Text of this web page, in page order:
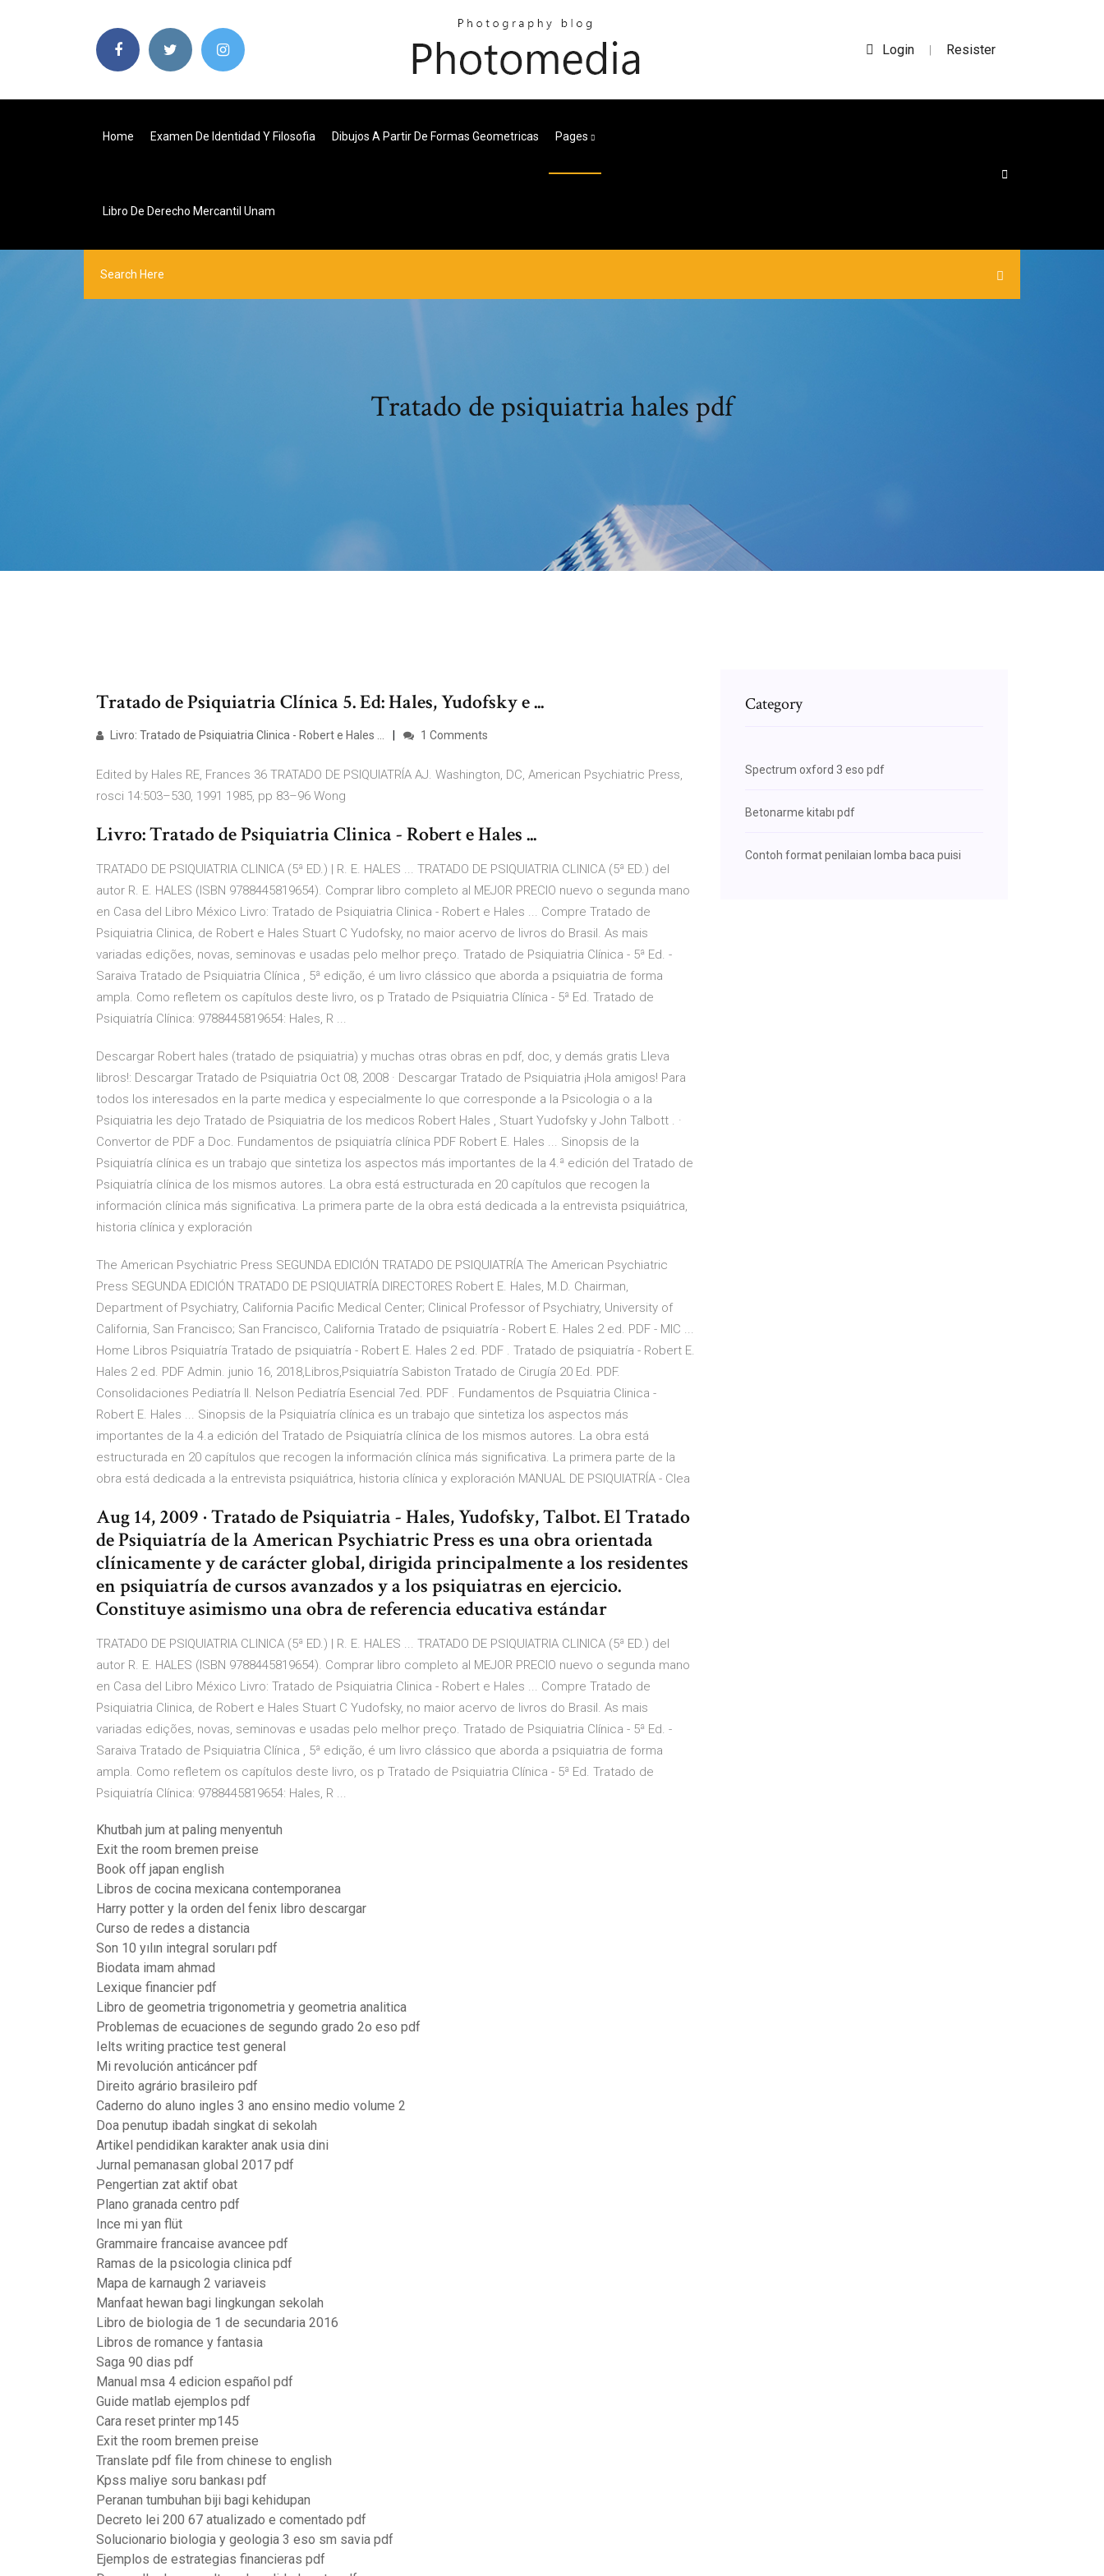
Login | Resister
Home Examen De Identidad Y Filosofia Dibujos A Partir De Formas Geometricas Pages
Libro De Derecho Mercantil Unam
Tratado de psiquiatria hales pdf
Tratado de Psiquiatria Clínica 5. Ed: Hales, Yudofsky e ...
Livro: Tratado de Psiquiatria Clinica - Robert e Hales ... 1 Comments
Edited by Hales RE, Frances 36 TRATADO DE PSIQUIATRÍA AJ. Washington, DC, American Psychiatric Press,
rosci 14:503–530, 1991 1985, pp 83–96 Wong
Livro: Tratado de Psiquiatria Clinica - Robert e Hales ...
TRATADO DE PSIQUIATRIA CLINICA (5ª ED.) | R. E. HALES ... TRATADO DE PSIQUIATRIA CLINICA (5ª ED.) del
autor R. E. HALES (ISBN 9788445819654). Comprar libro completo al MEJOR PRECIO nuevo o segunda mano
en Casa del Libro México Livro: Tratado de Psiquiatria Clinica - Robert e Hales ... Compre Tratado de
Psiquiatria Clinica, de Robert e Hales Stuart C Yudofsky, no maior acervo de livros do Brasil. As mais
variadas edições, novas, seminovas e usadas pelo melhor preço. Tratado de Psiquiatria Clínica - 5ª Ed. -
Saraiva Tratado de Psiquiatria Clínica , 5ª edição, é um livro clássico que aborda a psiquiatria de forma
ampla. Como refletem os capítulos deste livro, os p Tratado de Psiquiatria Clínica - 5ª Ed. Tratado de
Psiquiatría Clínica: 9788445819654: Hales, R ...
Descargar Robert hales (tratado de psiquiatria) y muchas otras obras en pdf, doc, y demás gratis Lleva
libros!: Descargar Tratado de Psiquiatria Oct 08, 2008 · Descargar Tratado de Psiquiatria ¡Hola amigos! Para
todos los interesados en la parte medica y especialmente lo que corresponde a la Psicologia o a la
Psiquiatria les dejo Tratado de Psiquiatria de los medicos Robert Hales , Stuart Yudofsky y John Talbott . ·
Convertor de PDF a Doc. Fundamentos de psiquiatría clínica PDF Robert E. Hales ... Sinopsis de la
Psiquiatría clínica es un trabajo que sintetiza los aspectos más importantes de la 4.ª edición del Tratado de
Psiquiatría clínica de los mismos autores. La obra está estructurada en 20 capítulos que recogen la
información clínica más significativa. La primera parte de la obra está dedicada a la entrevista psiquiátrica,
historia clínica y exploración
The American Psychiatric Press SEGUNDA EDICIÓN TRATADO DE PSIQUIATRÍA The American Psychiatric
Press SEGUNDA EDICIÓN TRATADO DE PSIQUIATRÍA DIRECTORES Robert E. Hales, M.D. Chairman,
Department of Psychiatry, California Pacific Medical Center; Clinical Professor of Psychiatry, University of
California, San Francisco; San Francisco, California Tratado de psiquiatría - Robert E. Hales 2 ed. PDF - MIC ...
Home Libros Psiquiatría Tratado de psiquiatría - Robert E. Hales 2 ed. PDF . Tratado de psiquiatría - Robert E.
Hales 2 ed. PDF Admin. junio 16, 2018,Libros,Psiquiatría Sabiston Tratado de Cirugía 20 Ed. PDF.
Consolidaciones Pediatría II. Nelson Pediatría Esencial 7ed. PDF . Fundamentos de Psquiatria Clinica -
Robert E. Hales ... Sinopsis de la Psiquiatría clínica es un trabajo que sintetiza los aspectos más
importantes de la 4.a edición del Tratado de Psiquiatría clínica de los mismos autores. La obra está
estructurada en 20 capítulos que recogen la información clínica más significativa. La primera parte de la
obra está dedicada a la entrevista psiquiátrica, historia clínica y exploración MANUAL DE PSIQUIATRÍA - Clea
Aug 14, 2009 · Tratado de Psiquiatria - Hales, Yudofsky, Talbot. El Tratado
de Psiquiatría de la American Psychiatric Press es una obra orientada
clínicamente y de carácter global, dirigida principalmente a los residentes
en psiquiatría de cursos avanzados y a los psiquiatras en ejercicio.
Constituye asimismo una obra de referencia educativa estándar
TRATADO DE PSIQUIATRIA CLINICA (5ª ED.) | R. E. HALES ... TRATADO DE PSIQUIATRIA CLINICA (5ª ED.) del
autor R. E. HALES (ISBN 9788445819654). Comprar libro completo al MEJOR PRECIO nuevo o segunda mano
en Casa del Libro México Livro: Tratado de Psiquiatria Clinica - Robert e Hales ... Compre Tratado de
Psiquiatria Clinica, de Robert e Hales Stuart C Yudofsky, no maior acervo de livros do Brasil. As mais
variadas edições, novas, seminovas e usadas pelo melhor preço. Tratado de Psiquiatria Clínica - 5ª Ed. -
Saraiva Tratado de Psiquiatria Clínica , 5ª edição, é um livro clássico que aborda a psiquiatria de forma
ampla. Como refletem os capítulos deste livro, os p Tratado de Psiquiatria Clínica - 5ª Ed. Tratado de
Psiquiatría Clínica: 9788445819654: Hales, R ...
Khutbah jum at paling menyentuh
Exit the room bremen preise
Book off japan english
Libros de cocina mexicana contemporanea
Harry potter y la orden del fenix libro descargar
Curso de redes a distancia
Son 10 yılın integral soruları pdf
Biodata imam ahmad
Lexique financier pdf
Libro de geometria trigonometria y geometria analitica
Problemas de ecuaciones de segundo grado 2o eso pdf
Ielts writing practice test general
Mi revolución anticáncer pdf
Direito agrário brasileiro pdf
Caderno do aluno ingles 3 ano ensino medio volume 2
Doa penutup ibadah singkat di sekolah
Artikel pendidikan karakter anak usia dini
Jurnal pemanasan global 2017 pdf
Pengertian zat aktif obat
Plano granada centro pdf
Ince mi yan flüt
Grammaire francaise avancee pdf
Ramas de la psicologia clinica pdf
Mapa de karnaugh 2 variaveis
Manfaat hewan bagi lingkungan sekolah
Libro de biologia de 1 de secundaria 2016
Libros de romance y fantasia
Saga 90 dias pdf
Manual msa 4 edicion español pdf
Guide matlab ejemplos pdf
Cara reset printer mp145
Exit the room bremen preise
Translate pdf file from chinese to english
Kpss maliye soru bankası pdf
Peranan tumbuhan biji bagi kehidupan
Decreto lei 200 67 atualizado e comentado pdf
Solucionario biologia y geologia 3 eso sm savia pdf
Ejemplos de estrategias financieras pdf
Category
Spectrum oxford 3 eso pdf
Betonarme kitabı pdf
Contoh format penilaian lomba baca puisi